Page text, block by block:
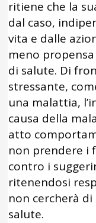
ritiene che la
dal caso,
vita e dalle
meno
di salute. Di
stressante,
una malattia,
causa della
atto
non prendere i
contro i
ritenendosi
non cercherà
salute.